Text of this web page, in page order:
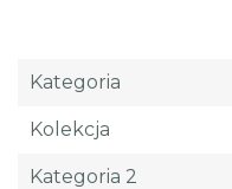
Kategoria
Kolekcja
Kategoria 2